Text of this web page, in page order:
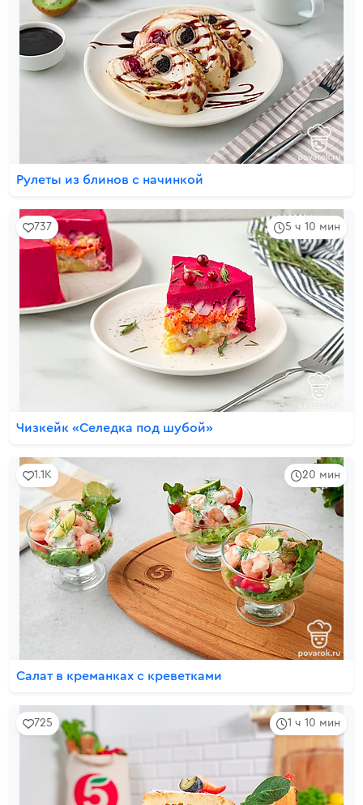
Рулеты из блинов с начинкой
5 ч 10 мин
737
Чизкейк «Селедка под шубой»
20 мин
1.1K
Салат в креманках с креветками
1 ч 10 мин
725